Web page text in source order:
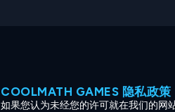
COOLMATH GAMES 隐私政策
如果您认为未经您的许可就在我们的网